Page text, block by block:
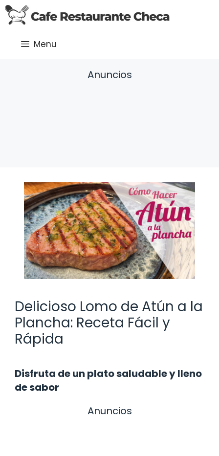
Saltar
al
Menu
Anuncios
Delicioso Lomo de Atún a la
Plancha: Receta Fácil y
Rápida
Disfruta de un plato saludable y lleno
de sabor
Anuncios